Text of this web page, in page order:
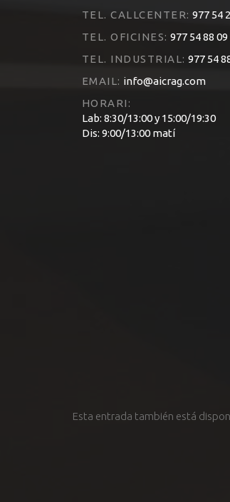
TEL. CALLCENTER: 977 54
TEL. OFICINES: 977 54 88 09
TEL. INDUSTRIAL: 977 54
EMAIL: info@aicrag.com
HORARI:
Lab: 8:30/13:00 y 15:00/19:30
Dis: 9:00/13:00 matí
Esta entrada también está